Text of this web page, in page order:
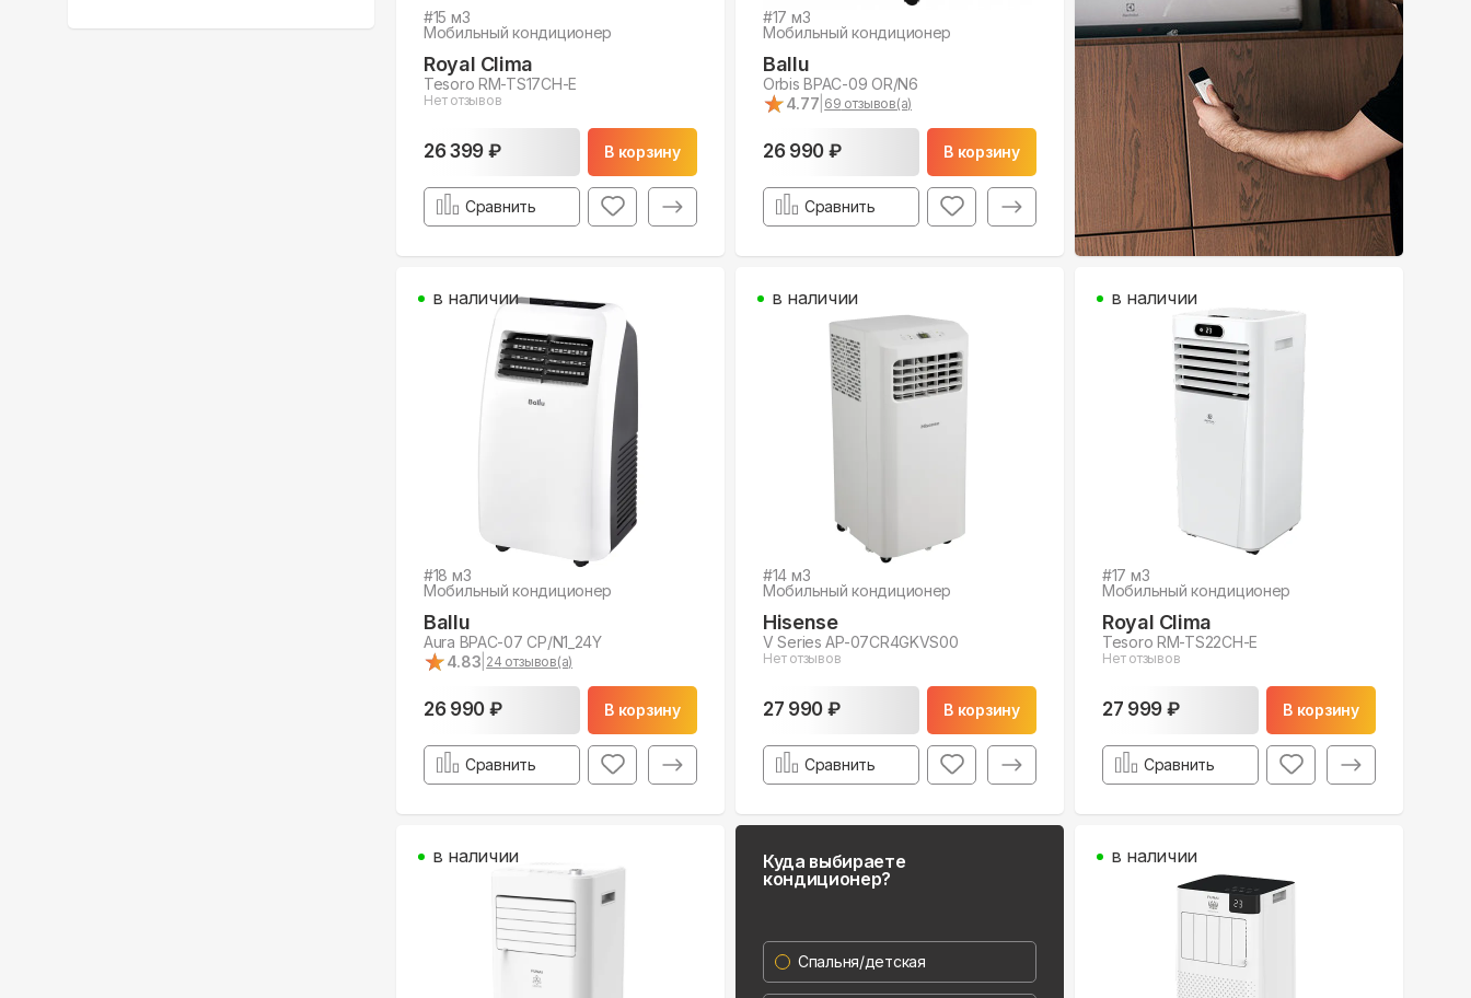
#15 м3
Мобильный кондиционер
Royal Clima
Tesoro RM-TS17CH-E
Нет отзывов
26 399 ₽ В корзину
Сравнить
#17 м3
Мобильный кондиционер
Ballu
Orbis BPAC-09 OR/N6
★
★4.77 69 отзывов(а)
26 990 ₽ В корзину
Сравнить
#18 м3
Мобильный кондиционер
Ballu
Aura BPAC-07 CP/N1_24Y
★
★4.83 24 отзывов(а)
26 990 ₽ В корзину
в наличии
Сравнить
#14 м3
Мобильный кондиционер
Hisense
V Series AP-07CR4GKVS00
Нет отзывов
27 990 ₽ В корзину
в наличии
Сравнить
#17 м3
Мобильный кондиционер
Royal Clima
Tesoro RM-TS22CH-E
Нет отзывов
27 999 ₽ В корзину
в наличии
Сравнить
в наличии в наличии
Куда выбираете
кондиционер?
Спальня/детская